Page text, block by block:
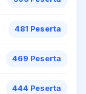
481 Peserta
469 Peserta
444 Peserta